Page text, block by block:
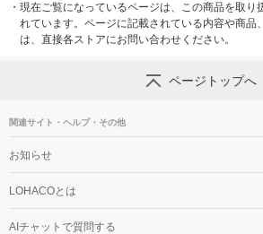
・ 現在ご覧になっているページは、この商品を取り
れています。ページに記載されている内容や商品
は、直接各ストアにお問い合わせください。
ページトップへ
関連サイト・ヘルプ・その他
お知らせ
LOHACOとは
AIチャットで質問する